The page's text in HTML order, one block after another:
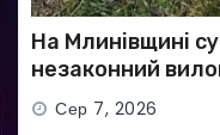
На Млинівщині
незаконний
гривень
Сер 7, 2026